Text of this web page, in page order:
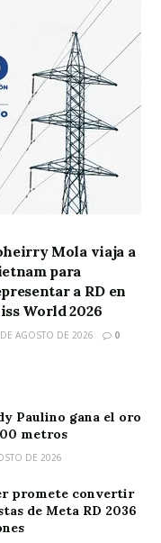
Mola viaja a
para
a RD en
World 2026
AGOSTO DE 2026 0
Paulino gana el oro
metros
DE 2026
promete convertir
de Meta RD 2036